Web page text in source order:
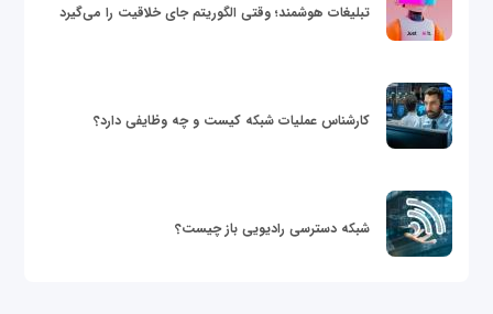
تبلیغات هوشمند؛ وقتی الگوریتم جای خلاقیت را می‌گیرد
کارشناس عملیات شبکه کیست و چه وظایفی دارد؟
شبکه دسترسی رادیویی باز چیست؟